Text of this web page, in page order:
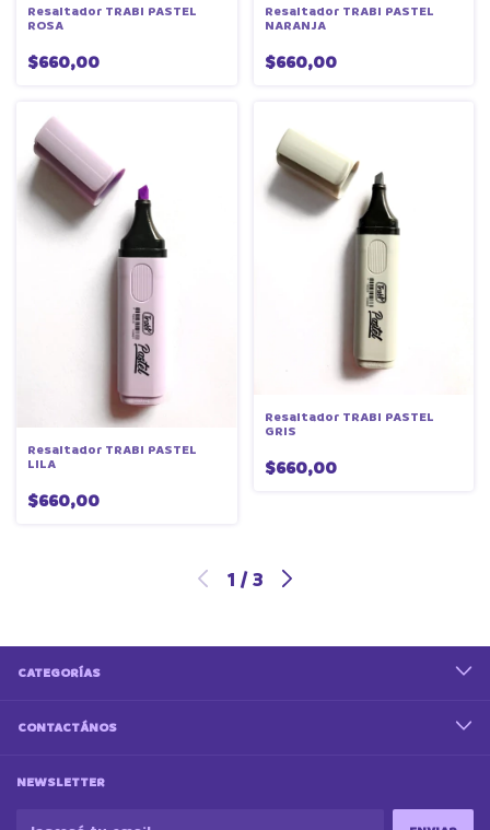
Resaltador TRABI PASTEL
ROSA
$660,00
Resaltador TRABI PASTEL
NARANJA
$660,00
Resaltador TRABI PASTEL
LILA
$660,00
Resaltador TRABI PASTEL
GRIS
$660,00
1 / 3
CATEGORÍAS
CONTACTÁNOS
NEWSLETTER